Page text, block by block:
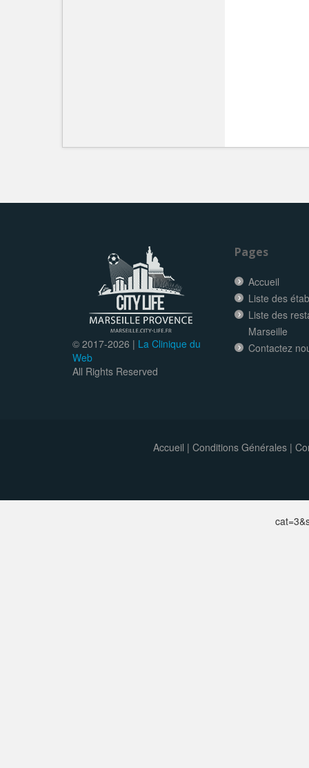
© 2017-2026 | La Clinique du
Web
All Rights Reserved
Pages
Accueil
Liste des
Liste des
Marseille
Contactez
Accueil | Conditions Générales|